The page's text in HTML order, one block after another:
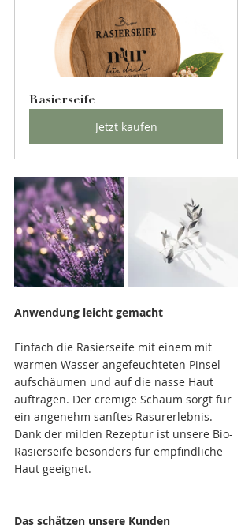
Rasierseife
Jetzt kaufen
Anwendung leicht gemacht
Einfach die Rasierseife mit einem mit
warmen Wasser angefeuchteten Pinsel
aufschäumen und auf die nasse Haut
auftragen. Der cremige Schaum sorgt für
ein angenehm sanftes Rasurerlebnis.
Dank der milden Rezeptur ist unsere Bio-
Rasierseife besonders für empfindliche
Haut geeignet.
Das schätzen unsere Kunden